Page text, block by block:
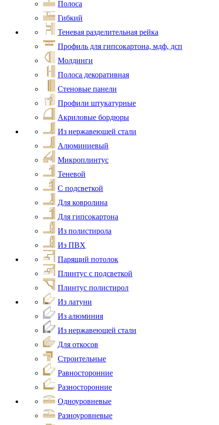
Полоса
Гибкий
Теневая разделительная рейка
Профиль для гипсокартона, мдф, дсп
Молдинги
Полоса декоративная
Стеновые панели
Профили штукатурные
Акриловые бордюры
Из нержавеющей стали
Алюминиевый
Микроплинтус
Теневой
С подсветкой
Для ковролина
Для гипсокартона
Из полистирола
Из ПВХ
Парящий потолок
Плинтус с подсветкой
Плинтус полистирол
Из латуни
Из алюминия
Из нержавеющей стали
Для откосов
Строительные
Равносторонние
Разносторонние
Одноуровневые
Разноуровневые